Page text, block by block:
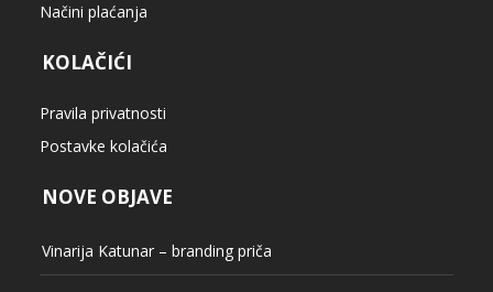
Načini plaćanja
KOLAČIĆI
Pravila privatnosti
Postavke kolačića
NOVE OBJAVE
Vinarija Katunar – branding priča